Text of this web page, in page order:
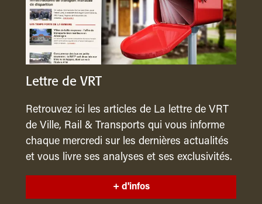
Lettre de VRT
Retrouvez ici les articles de La lettre de VRT
de Ville, Rail & Transports qui vous informe
chaque mercredi sur les dernières actualités
et vous livre ses analyses et ses exclusivités.
+ d'infos